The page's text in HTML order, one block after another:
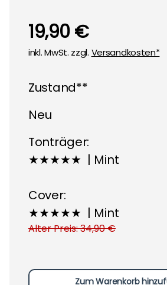
19,90 €
inkl. MwSt. zzgl. Versandkosten*
Zustand**
Neu
Tonträger:
★★★★★ | Mint
Cover:
★★★★★ | Mint
Alter Preis: 34,90 €
Zum Warenkorb